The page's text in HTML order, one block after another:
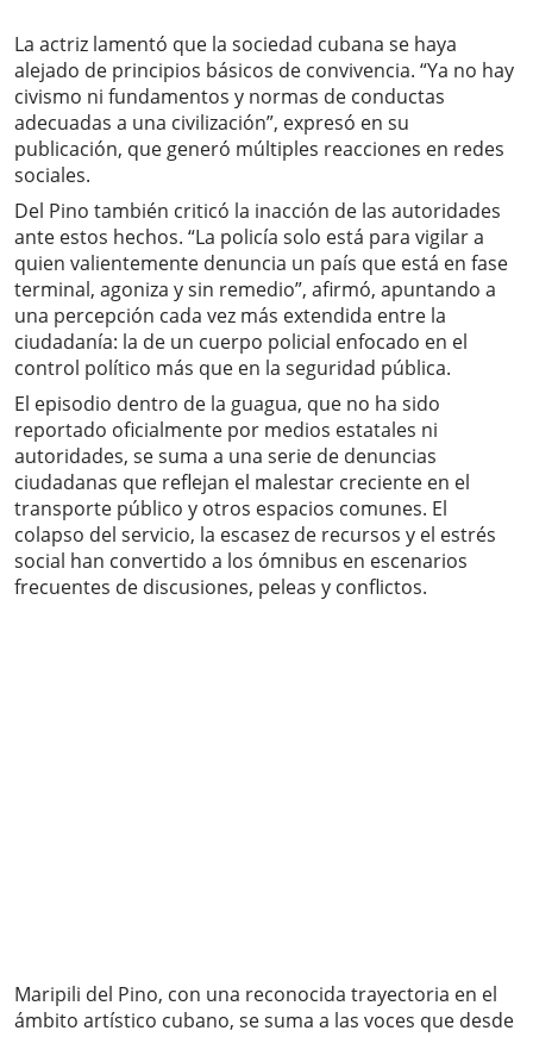
La actriz lamentó que la sociedad cubana se haya
alejado de principios básicos de convivencia. “Ya no hay
civismo ni fundamentos y normas de conductas
adecuadas a una civilización”, expresó en su
publicación, que generó múltiples reacciones en redes
sociales.
Del Pino también criticó la inacción de las autoridades
ante estos hechos. “La policía solo está para vigilar a
quien valientemente denuncia un país que está en fase
terminal, agoniza y sin remedio”, afirmó, apuntando a
una percepción cada vez más extendida entre la
ciudadanía: la de un cuerpo policial enfocado en el
control político más que en la seguridad pública.
El episodio dentro de la guagua, que no ha sido
reportado oficialmente por medios estatales ni
autoridades, se suma a una serie de denuncias
ciudadanas que reflejan el malestar creciente en el
transporte público y otros espacios comunes. El
colapso del servicio, la escasez de recursos y el estrés
social han convertido a los ómnibus en escenarios
frecuentes de discusiones, peleas y conflictos.
Maripili del Pino, con una reconocida trayectoria en el
ámbito artístico cubano, se suma a las voces que desde